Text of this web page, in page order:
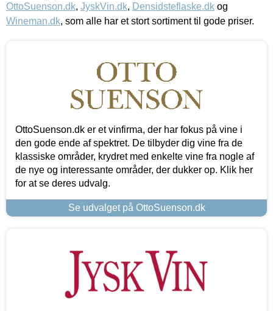
OttoSuenson.dk, JyskVin.dk, Densidsteflaske.dk og
Wineman.dk, som alle har et stort sortiment til gode priser.
OttoSuenson.dk er et vinfirma, der har fokus på vine i
den gode ende af spektret. De tilbyder dig vine fra de
klassiske områder, krydret med enkelte vine fra nogle af
de nye og interessante områder, der dukker op. Klik her
for at se deres udvalg.
Se udvalget på OttoSuenson.dk